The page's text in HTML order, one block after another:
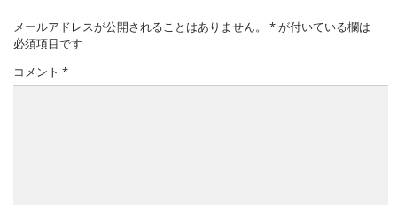
メールアドレスが公開されることはありません。 *が付いている欄は
必須項目です
コメント *